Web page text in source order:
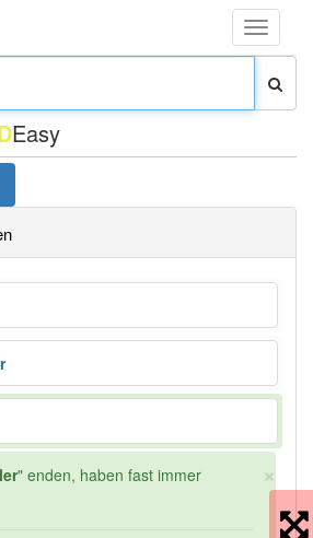
Toggle
Easy
×
ler" enden, haben fast immer